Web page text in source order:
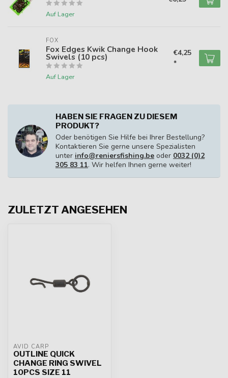
Auf Lager
FOX
Fox Edges Kwik Change Hook
Swivels (10 pcs)
Auf Lager
€4,25
*
HABEN SIE FRAGEN ZU DIESEM
PRODUKT?
Oder benötigen Sie Hilfe bei Ihrer Bestellung?
Kontaktieren Sie gerne unsere Spezialisten
unter info@reniersfishing.be oder 0032 (0)2
305 83 11. Wir helfen Ihnen gerne weiter!
ZULETZT ANGESEHEN
AVID CARP
OUTLINE QUICK
CHANGE RING SWIVEL
10PCS SIZE 11